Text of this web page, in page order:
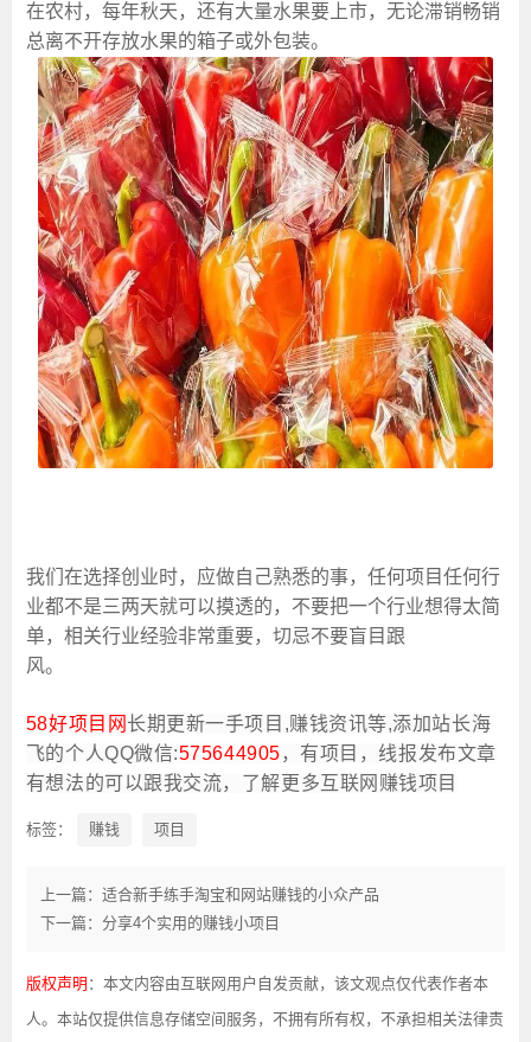
在农村，每年秋天，还有大量水果要上市，无论滞销畅销
总离不开存放水果的箱子或外包装。
我们在选择创业时，应做自己熟悉的事，任何项目任何行
业都不是三两天就可以摸透的，不要把一个行业想得太简
单，相关行业经验非常重要，切忌不要盲目跟
风。
58好项目网 长期更新一手项目,赚钱资讯等,添加站长海
飞的个人QQ微信:575644905 ，有项目，线报发布文章
有想法的可以跟我交流，了解更多互联网赚钱项目
标签： 赚钱 项目
上一篇：适合新手练手淘宝和网站赚钱的小众产品
下一篇：分享4个实用的赚钱小项目
版权声明 ：本文内容由互联网用户自发贡献，该文观点仅代表作者本
人。本站仅提供信息存储空间服务，不拥有所有权，不承担相关法律责